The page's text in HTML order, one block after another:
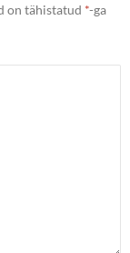
on tähistatud *-ga